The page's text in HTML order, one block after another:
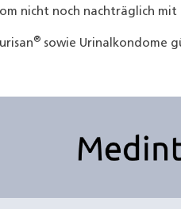
nicht noch nachträglich
® sowie Urinalkondome